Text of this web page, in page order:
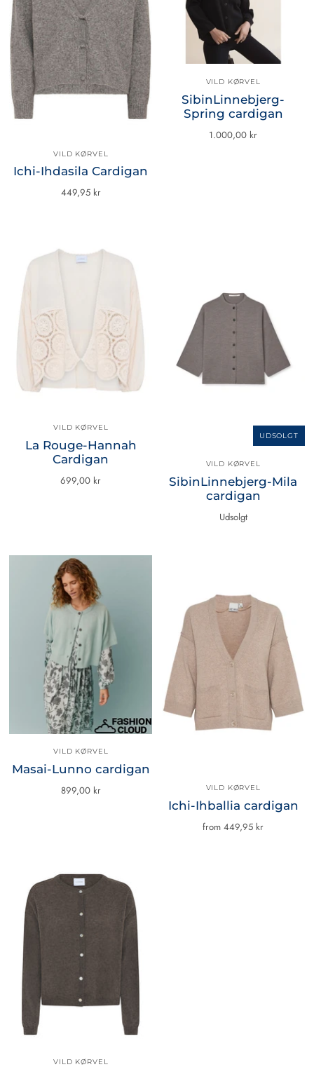
VILD KØRVEL
Ichi-Ihdasila Cardigan
449,95 kr
VILD KØRVEL
SibinLinnebjerg-
Spring cardigan
1.000,00 kr
VILD KØRVEL
La Rouge-Hannah
Cardigan
699,00 kr
UDSOLGT
VILD KØRVEL
SibinLinnebjerg-Mila
cardigan
Udsolgt
VILD KØRVEL
Masai-Lunno cardigan
899,00 kr VILD KØRVEL
Ichi-Ihballia cardigan
from449,95 kr
VILD KØRVEL